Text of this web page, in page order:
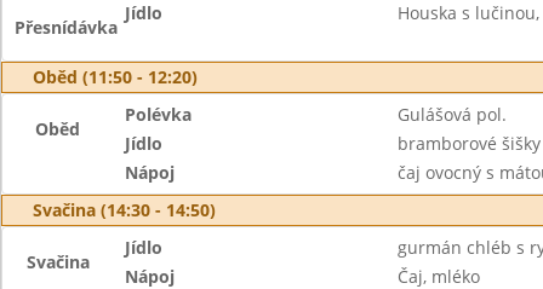
Přesnídávka
Jídlo Houska s
Oběd (11:50 - 12:20)
Oběd
Polévka
Gulášová pol.
Jídlo
bramborové
Nápoj
čaj ovocný s
Svačina (14:30 - 14:50)
Svačina
Jídlo
gurmán chléb s
Nápoj
Čaj, mléko